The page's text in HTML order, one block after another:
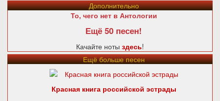
Дополнительно
То, чего нет в Антологии
Ещё 50 песен!
Качайте ноты здесь!
Ещё больше песен
Красная книга российской эстрады